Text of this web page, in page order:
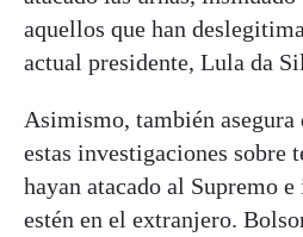
aquellos que han
actual presidente, Lula da
Asimismo, también
estas investigaciones sobre
hayan atacado al Supremo
estén en el extranjero.